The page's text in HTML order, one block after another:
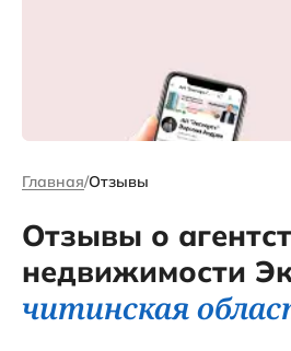
Главная Отзывы
Отзывы о
недвижимости
читинская